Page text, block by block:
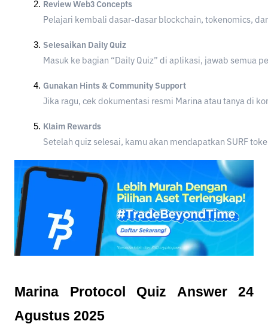
Review Web3 Concepts
Pelajari kembali dasar-dasar blockchain, tokenomics,
Selesaikan Daily Quiz
Masuk ke bagian “Daily Quiz” di aplikasi, jawab semua
Gunakan Hints & Community Support
Jika ragu, cek dokumentasi resmi Marina atau tanya di
Klaim Rewards
Setelah quiz selesai, kamu akan mendapatkan SURF
Marina Protocol Quiz Answer 24
Agustus 2025